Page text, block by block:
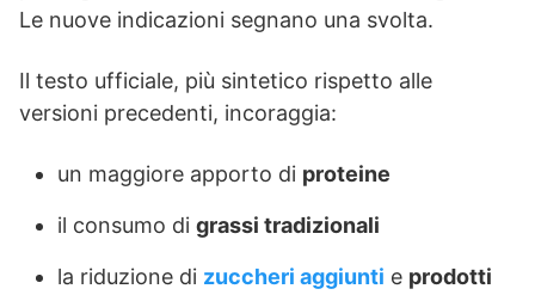
Le nuove indicazioni segnano una svolta.
Il testo ufficiale, più sintetico rispetto alle
versioni precedenti, incoraggia:
un maggiore apporto di proteine
il consumo di grassi tradizionali
la riduzione di zuccheri aggiunti e prodotti